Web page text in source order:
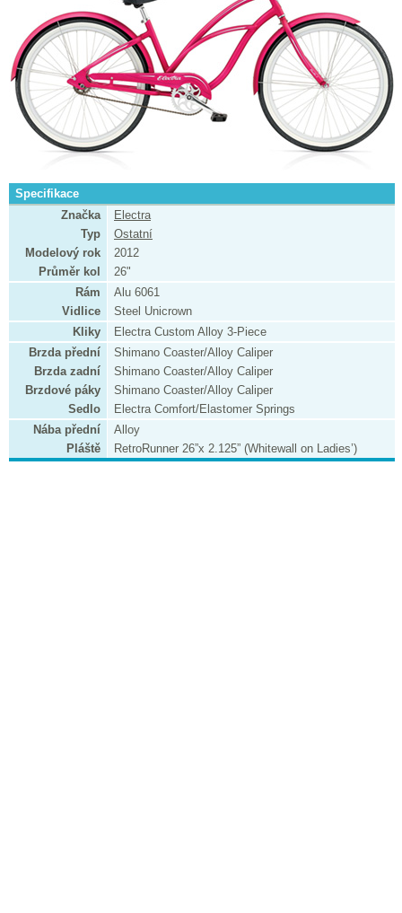
Specifikace
Značka
Electra
Typ
Ostatní
Modelový rok
2012
Průměr kol
26"
Rám
Alu 6061
Vidlice
Steel Unicrown
Kliky
Electra Custom Alloy 3-Piece
Brzda přední
Shimano Coaster/Alloy Caliper
Brzda zadní
Shimano Coaster/Alloy Caliper
Brzdové páky
Shimano Coaster/Alloy Caliper
Sedlo
Electra Comfort/Elastomer Springs
Nába přední
Alloy
Pláště
RetroRunner 26”x 2.125” (Whitewall on Ladies’)